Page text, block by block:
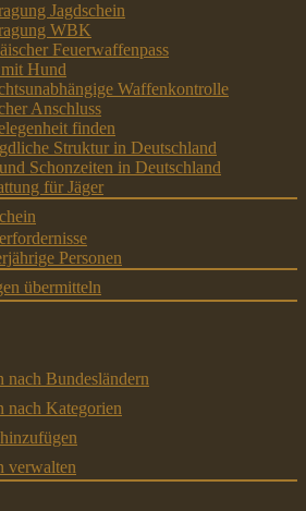
Jagdschein
WBK
Feuerwaffenpass
Hund
Waffenkontrolle
Anschluss
finden
Struktur in Deutschland
Schonzeiten in Deutschland
für Jäger
Personen
übermitteln
nach Bundesländern
nach Kategorien
verwalten